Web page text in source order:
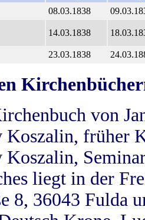
08.03.1838
14.03.1838
23.03.1838
von
Koszalin, früher
Koszalin,
liegt in der
8, 36043 Fulda